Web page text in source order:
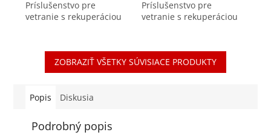
Príslušenstvo pre
vetranie s rekuperáciou
kruhové potrubie Air
Excellent DN90mm
Vzduchotesný spoj
Príslušenstvo pre
vetranie s rekuperáciou
AE48c rozmer DN90mm
na akýkoľvek rozvodný
box z rady...
ZOBRAZIŤ VŠETKY SÚVISIACE PRODUKTY
Popis Diskusia
Podrobný popis